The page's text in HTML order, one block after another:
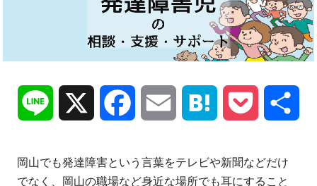
Line Facebook Email Hatena Pocket
岡山でも発達障害という言葉をテレビや新聞などだけ
でなく、岡山の職場など身近な場所でも耳にすること